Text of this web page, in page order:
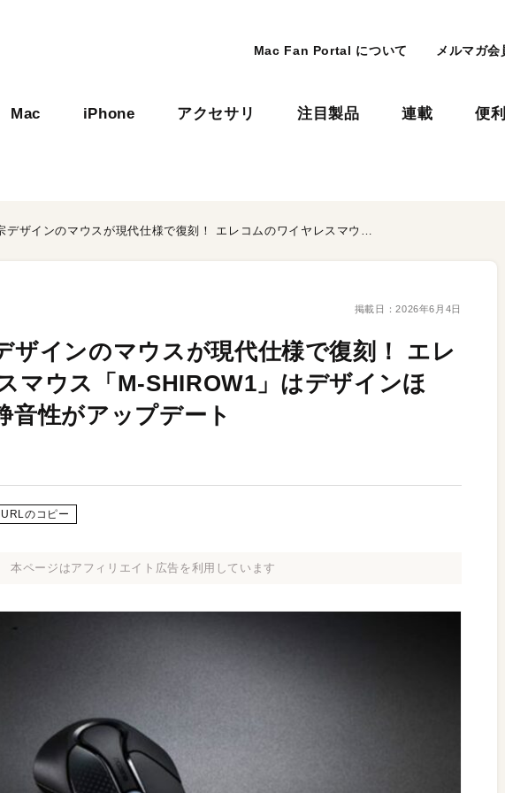
Mac Fan Portal について メルマガ会
Mac iPhone アクセサリ 注目製品 連載 便
伝説の士郎正宗デザインのマウスが現代仕様で復刻！ エレコムのワイヤレスマウス「M-SHIROW1」はデザインほか、充電仕様、静音性がアップデート
掲載日：2026年6月4日
ザインのマウスが現代仕様で復刻！ エレ
マウス「M-SHIROW1」はデザインほ
音性がアップデート
URLのコピー
本ページはアフィリエイト広告を利用しています